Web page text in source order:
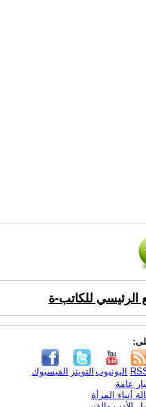
الرئيسي للكاتب-ة
الفيسبوك التويتر اليوتيوب
عامة
أنباء المرأة